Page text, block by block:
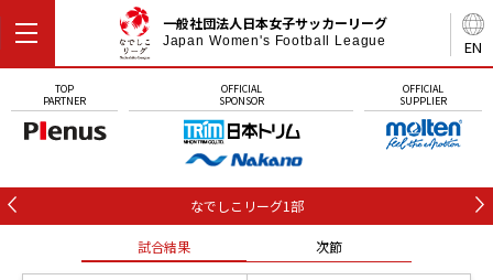
EN
一般社団法人日本女子サッカーリーグ
Japan Women's Football League
TOP
PARTNER
OFFICIAL
SPONSOR
OFFICIAL
SUPPLIER
なでしこリーグ1部
試合結果 次節